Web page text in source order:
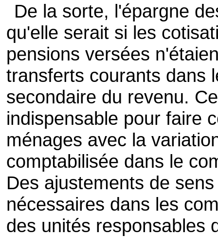
De la sorte, l'épargne
qu'elle serait si les
pensions versées
transferts courants dans
secondaire du revenu.
indispensable pour faire
ménages avec la
comptabilisée dans le
Des ajustements de
nécessaires dans les
des unités responsables